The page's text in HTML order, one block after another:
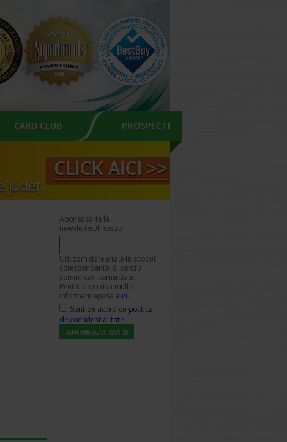
CARD CLUB PROSPECTE
Aboneaza-te la
newsletterul nostru
Utilizam datele tale in scopul
corespondentei si pentru
comunicari comerciale.
Pentru a citi mai multe
informatii apasa aici.
Sunt de acord cu politica
de confidentialitate